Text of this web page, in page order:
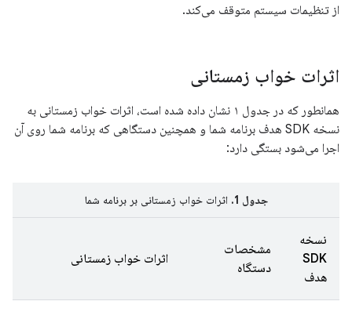
از تنظیمات سیستم متوقف می‌کند.
اثرات خواب زمستانی
همانطور که در جدول ۱ نشان داده شده است، اثرات خواب زمستانی به
نسخه SDK هدف برنامه شما و همچنین دستگاهی که برنامه شما روی آن
اجرا می‌شود بستگی دارد:
جدول 1. اثرات خواب زمستانی بر برنامه شما
نسخه
SDK
هدف
مشخصات
دستگاه
اثرات خواب زمستانی